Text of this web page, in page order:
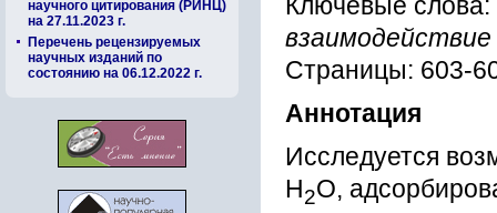
научного цитирования (РИНЦ)
на 27.11.2023 г.
Перечень рецензируемых
научных изданий по
состоянию на 06.12.2022 г.
Ключевые слова:
взаимодействие
Страницы: 603-
Аннотация
Исследуется
Н2О,